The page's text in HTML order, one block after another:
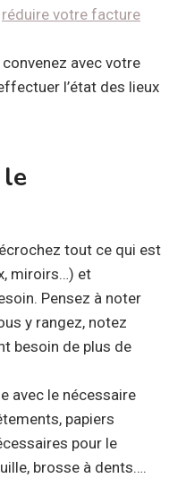
réduire votre facture
avec votre
l’état des lieux
le
tout ce qui est
miroirs…) et
Pensez à noter
y rangez, notez
besoin de plus de
avec le nécessaire
papiers
pour le
brosse à dents….